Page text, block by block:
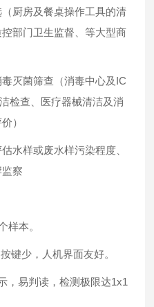
厨房及餐桌操作工具的清
部门卫生监督、等大型商
灭菌筛查（消毒中心及IC
检查、医疗器械清洁及消
）
水样或废水样污染程度、
察
样本。
键少，人机界面友好。
，易判读，检测极限达1x1